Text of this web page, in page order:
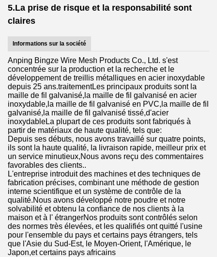
5.La prise de risque et la responsabilité sont
claires
Informations sur la société
Anping Bingze Wire Mesh Products Co., Ltd. s'est
concentrée sur la production et la recherche et le
développement de treillis métalliques en acier inoxydable
depuis 25 ans.traitementLes principaux produits sont la
maille de fil galvanisé,la maille de fil galvanisé en acier
inoxydable,la maille de fil galvanisé en PVC,la maille de fil
galvanisé,la maille de fil galvanisé tissé,d'acier
inoxydableLa plupart de ces produits sont fabriqués à
partir de matériaux de haute qualité, tels que:
Depuis ses débuts, nous avons travaillé sur quatre points,
ils sont la haute qualité, la livraison rapide, meilleur prix et
un service minutieux,Nous avons reçu des commentaires
favorables des clients..
L'entreprise introduit des machines et des techniques de
fabrication précises, combinant une méthode de gestion
interne scientifique et un système de contrôle de la
qualité.Nous avons développé notre poudre et notre
solvabilité et obtenu la confiance de nos clients à la
maison et à l' étrangerNos produits sont contrôlés selon
des normes très élevées, et les qualifiés ont quitté l'usine
pour l'ensemble du pays et certains pays étrangers, tels
que l'Asie du Sud-Est, le Moyen-Orient, l'Amérique, le
Japon,et certains pays africains